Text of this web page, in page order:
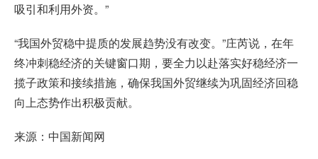
吸引和利用外资。”
“我国外贸稳中提质的发展趋势没有改变。”庄芮说，在年
终冲刺稳经济的关键窗口期，要全力以赴落实好稳经济一
揽子政策和接续措施，确保我国外贸继续为巩固经济回稳
向上态势作出积极贡献。
来源：中国新闻网